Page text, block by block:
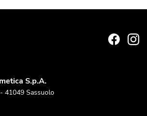
S.p.A.
41049 Sassuolo